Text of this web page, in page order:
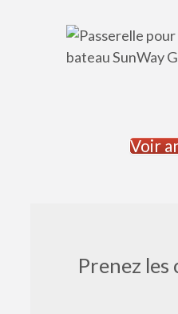
Voir
Prenez les